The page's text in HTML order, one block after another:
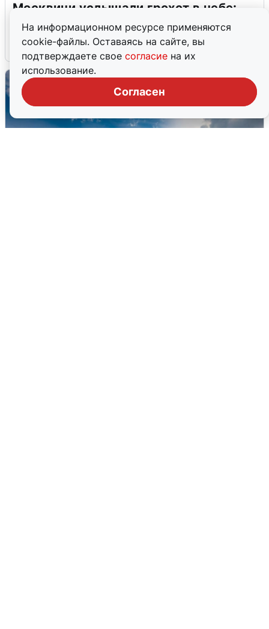
На информационном ресурсе применяются
cookie-файлы. Оставаясь на сайте, вы
подтверждаете свое согласие на их
использование.
Согласен
Москвичи услышали грохот в небе:
подробности
7 августа 0